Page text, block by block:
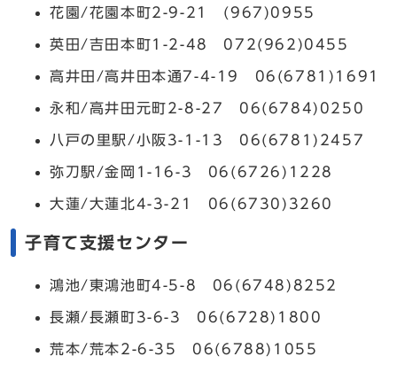
花園/花園本町2-9-21 (967)0955
英田/吉田本町1-2-48 072(962)0455
高井田/高井田本通7-4-19 06(6781)1691
永和/高井田元町2-8-27 06(6784)0250
八戸の里駅/小阪3-1-13 06(6781)2457
弥刀駅/金岡1-16-3 06(6726)1228
大蓮/大蓮北4-3-21 06(6730)3260
子育て支援センター
鴻池/東鴻池町4-5-8 06(6748)8252
長瀬/長瀬町3-6-3 06(6728)1800
荒本/荒本2-6-35 06(6788)1055